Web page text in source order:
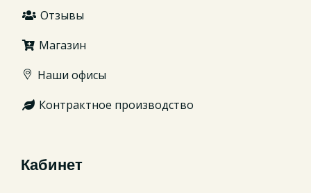
Отзывы
Магазин
Наши офисы
Контрактное производство
Кабинет